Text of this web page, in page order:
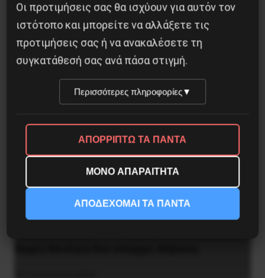
Η Μπουρκίνα Φάσο του Τραορέ αντι-
ιμπεριαλιστική σχισμή της ιστορίας
26 Μαΐου 2025
Οι προτιμήσεις σας θα ισχύουν για αυτόν τον
ιστότοπο και μπορείτε να αλλάξετε τις
προτιμήσεις σας ή να ανακαλέσετε τη
συγκατάθεσή σας ανά πάσα στιγμή.
Περισσότερες πληροφορίες▼
ΑΠΟΡΡΙΠΤΩ ΤΑ ΠΑΝΤΑ
ΜΟΝΟ ΑΠΑΡΑΙΤΗΤΑ
ΑΠΟΔΕΧΟΜΑΙ ΤΑ ΠΑΝΤΑ